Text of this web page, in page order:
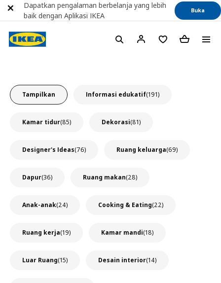
Tampilkan Informasi edukatif(191)
Kamar tidur(85) Dekorasi(81)
Designer's Ideas(76) Ruang keluarga(69)
Dapur(36) Ruang makan(28)
Anak-anak(24) Cooking & Eating(22)
Ruang kerja(19) Kamar mandi(18)
Luar Ruang(15) Desain interior(14)
Dapatkan pengalaman berbelanja yang lebih
baik dengan Aplikasi IKEA
Buka